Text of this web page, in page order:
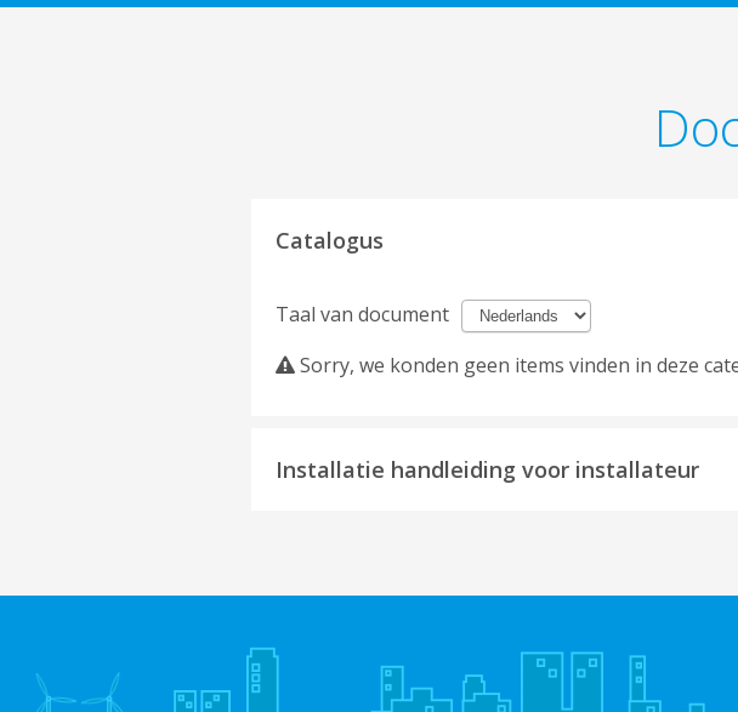
Catalogus
Taal van document
Sorry, we konden geen items vinden in deze
Installatie handleiding voor installateur